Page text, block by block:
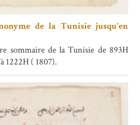
de la Tunisie jusqu'en
sommaire de la Tunisie de 893H
1222H ( 1807).